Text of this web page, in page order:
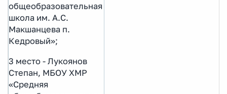
общеобразовательная
школа им. А.С.
Макшанцева п.
Кедровый»;
3 место - Лукоянов
Степан, МБОУ ХМР
«Средняя